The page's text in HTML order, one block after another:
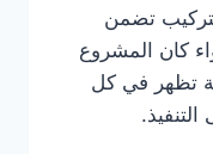
تضمن
كان المشروع
تظهر في كل